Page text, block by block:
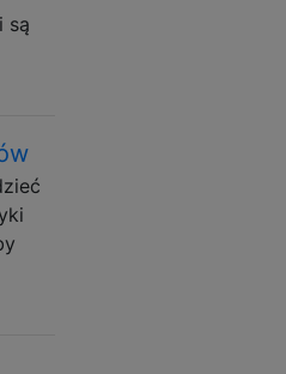
są